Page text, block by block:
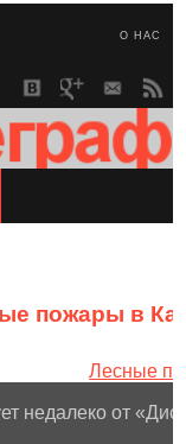
О НАС
пожары в
недалеко от